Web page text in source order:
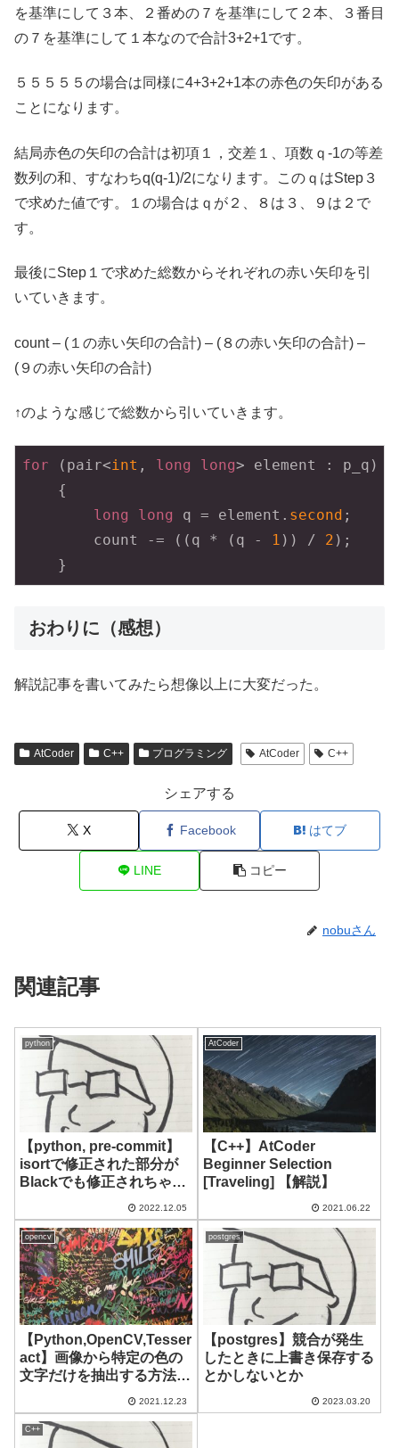
を基準にして３本、２番めの７を基準にして２本、３番目
の７を基準にして１本なので合計3+2+1です。
５５５５５の場合は同様に4+3+2+1本の赤色の矢印がある
ことになります。
結局赤色の矢印の合計は初項１，交差１、項数ｑ-1の等差
数列の和、すなわちq(q-1)/2になります。このｑはStep３
で求めた値です。１の場合はｑが２、８は３、９は２で
す。
最後にStep１で求めた総数からそれぞれの赤い矢印を引
いていきます。
count – (１の赤い矢印の合計) – (８の赤い矢印の合計) –
(９の赤い矢印の合計)
↑のような感じで総数から引いていきます。
for (pair<int , long long> element : p_q)
    {
long
long q = element. second ;
        count -= ((q * (q -
1 )) / 2 );
    }
おわりに（感想）
解説記事を書いてみたら想像以上に大変だった。
AtCoder C++ プログラミング AtCoder C++
シェアする
X Facebook はてブ
LINE コピー
nobuさん
関連記事
python
【python, pre-commit】
isortで修正された部分が
Blackでも修正されちゃう
2022.12.05
AtCoder
【C++】AtCoder
Beginner Selection
[Traveling] 【解説】
2021.06.22
opencv
【Python,OpenCV,Tesser
act】画像から特定の色の
文字だけを抽出する方法
2021.12.23
postgres
【postgres】競合が発生
したときに上書き保存する
とかしないとか
2023.03.20
C++